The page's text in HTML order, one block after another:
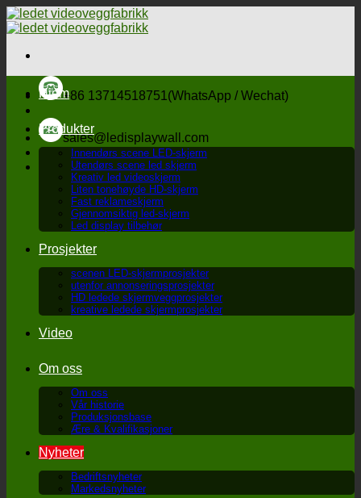
Hopp
til
+86 13714518751(WhatsApp / Wechat)
sales@ledisplaywall.com
Hjem
Produkter
Innendørs scene LED-skjerm
Utendørs scene led skjerm
Kreativ led videoskjerm
Liten tonehøyde HD-skjerm
Fast reklameskjerm
Gjennomsiktig led-skjerm
Led display tilbehør
Prosjekter
scenen LED-skjermprosjekter
utenfor annonseringsprosjekter
HD ledede skjermveggprosjekter
kreative ledede skjermprosjekter
Video
Om oss
Om oss
Vår historie
Produksjonsbase
Ære & Kvalifikasjoner
Nyheter
Bedriftsnyheter
Markedsnyheter